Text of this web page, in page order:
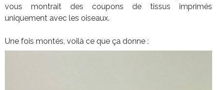
vous montrait des coupons de tissus imprimés
uniquement avec les oiseaux.
Une fois montés, voilà ce que ça donne :